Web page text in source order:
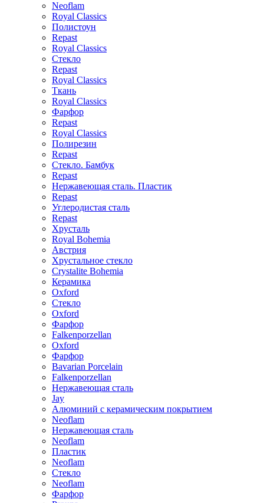
Neoflam
Royal Classics
Полистоун
Repast
Royal Classics
Стекло
Repast
Royal Classics
Ткань
Royal Classics
Фарфор
Repast
Royal Classics
Полирезин
Repast
Стекло. Бамбук
Repast
Нержавеющая сталь. Пластик
Repast
Углеродистая сталь
Repast
Хрусталь
Royal Bohemia
Австрия
Хрустальное стекло
Crystalite Bohemia
Керамика
Oxford
Стекло
Oxford
Фарфор
Falkenporzellan
Oxford
Фарфор
Bavarian Porcelain
Falkenporzellan
Нержавеющая сталь
Jay
Алюминий с керамическим покрытием
Neoflam
Нержавеющая сталь
Neoflam
Пластик
Neoflam
Стекло
Neoflam
Фарфор